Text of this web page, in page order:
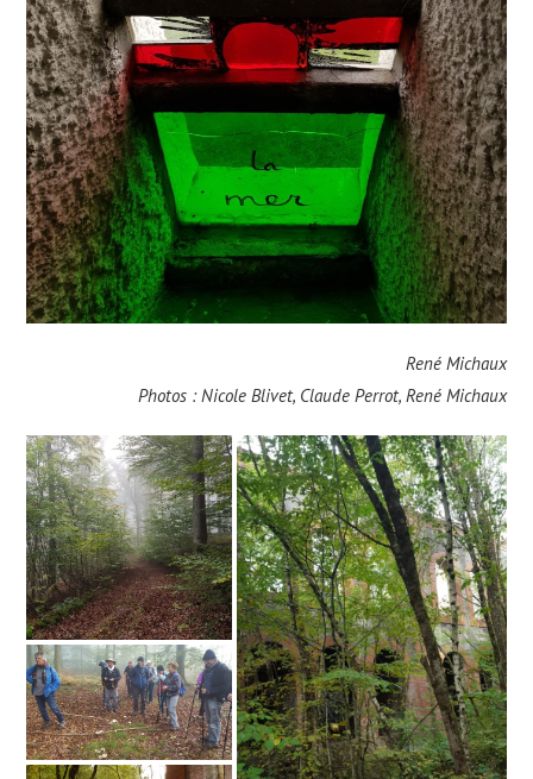
René Michaux
Photos : Nicole Blivet, Claude Perrot, René Michaux